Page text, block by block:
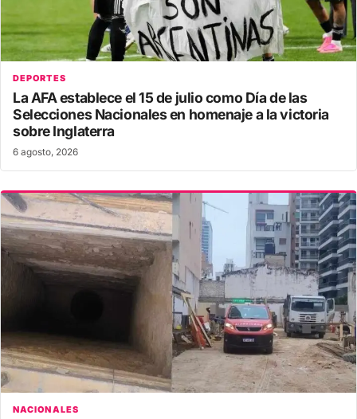
DEPORTES
La AFA establece el 15 de julio como Día de las
Selecciones Nacionales en homenaje a la victoria
sobre Inglaterra
6 agosto, 2026
NACIONALES